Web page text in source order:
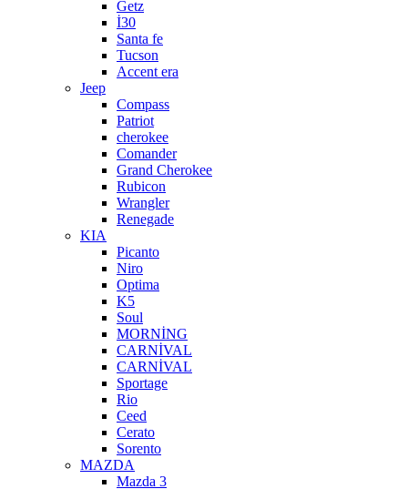
Getz
İ30
Santa fe
Tucson
Accent era
Jeep
Compass
Patriot
cherokee
Comander
Grand Cherokee
Rubicon
Wrangler
Renegade
KIA
Picanto
Niro
Optima
K5
Soul
MORNİNG
CARNİVAL
CARNİVAL
Sportage
Rio
Ceed
Cerato
Sorento
MAZDA
Mazda 3